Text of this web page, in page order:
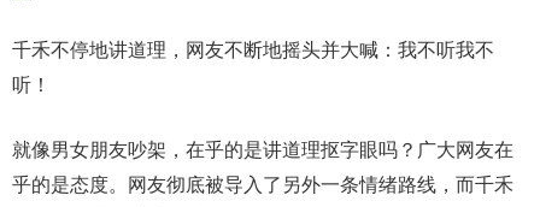
千禾不停地讲道理，网友不断地摇头并大喊：我不听我不
听！
就像男女朋友吵架，在乎的是讲道理抠字眼吗？广大网友在
乎的是态度。网友彻底被导入了另外一条情绪路线，而千禾